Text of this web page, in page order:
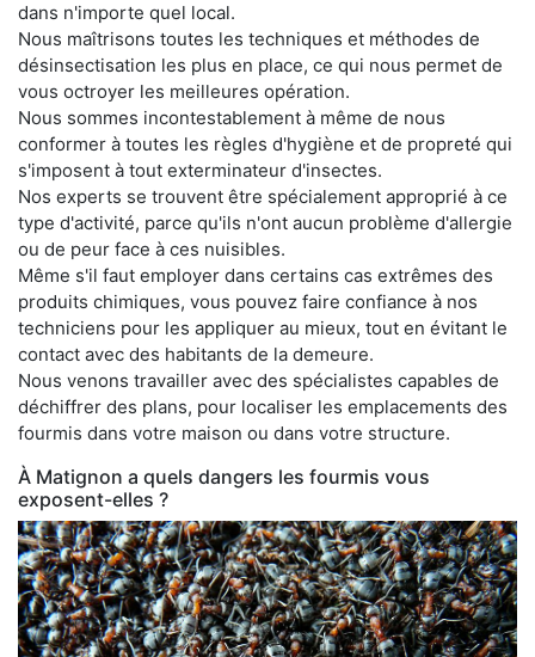
dans n'importe quel local.
Nous maîtrisons toutes les techniques et méthodes de
désinsectisation les plus en place, ce qui nous permet de
vous octroyer les meilleures opération.
Nous sommes incontestablement à même de nous
conformer à toutes les règles d'hygiène et de propreté qui
s'imposent à tout exterminateur d'insectes.
Nos experts se trouvent être spécialement approprié à ce
type d'activité, parce qu'ils n'ont aucun problème d'allergie
ou de peur face à ces nuisibles.
Même s'il faut employer dans certains cas extrêmes des
produits chimiques, vous pouvez faire confiance à nos
techniciens pour les appliquer au mieux, tout en évitant le
contact avec des habitants de la demeure.
Nous venons travailler avec des spécialistes capables de
déchiffrer des plans, pour localiser les emplacements des
fourmis dans votre maison ou dans votre structure.
À Matignon a quels dangers les fourmis vous
exposent-elles ?